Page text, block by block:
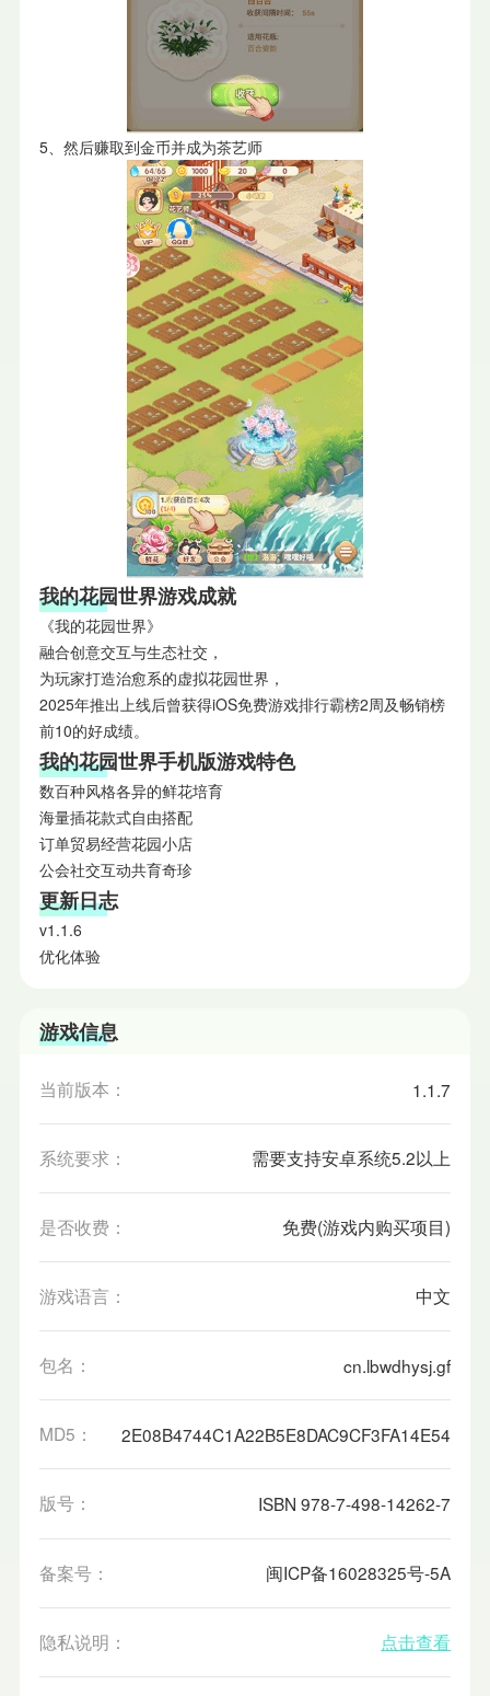
5、然后赚取到金币并成为茶艺师
我的花园世界游戏成就
《我的花园世界》
融合创意交互与生态社交，
为玩家打造治愈系的虚拟花园世界，
2025年推出上线后曾获得iOS免费游戏排行霸榜2周及畅销榜
前10的好成绩。
我的花园世界手机版游戏特色
数百种风格各异的鲜花培育
海量插花款式自由搭配
订单贸易经营花园小店
公会社交互动共育奇珍
更新日志
v1.1.6
优化体验
游戏信息
当前版本： 1.1.7
系统要求： 需要支持安卓系统5.2以上
是否收费： 免费(游戏内购买项目)
游戏语言： 中文
包名： cn.lbwdhysj.gf
MD5： 2E08B4744C1A22B5E8DAC9CF3FA14E54
版号： ISBN 978-7-498-14262-7
备案号： 闽ICP备16028325号-5A
隐私说明： 点击查看